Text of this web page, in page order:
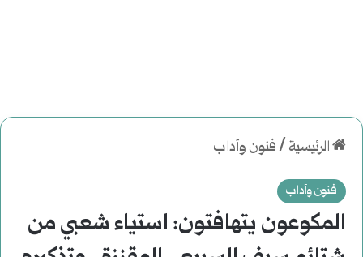
الرئيسية /فنون وآداب
فنون وآداب
المكوعون يتهافتون: استياء شعبي من